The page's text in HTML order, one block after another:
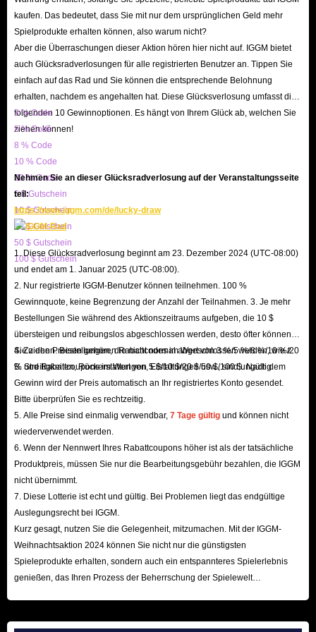
Schutzmechanismen, um sicherzustellen, dass Ihre Daten nicht gefährdet
sind. Sie brauchen sich auch keine Sorgen zu machen; die Informationen,
die Sie auf unserer Website eingeben, sind absolut sicher, da wir nur an
langfristigen Geschäftsbeziehungen interessiert sind und Benutzerdaten
niemals für illegale Zwecke verwenden würden.
F: Welche Zahlungsmethoden stehen zur Verfügung?
Zahlungsmethoden an, darunter PayPal, Kreditkarten, Google Pay, Apple
Pay und weitere lokale Zahlungsmethoden. Sie können jederzeit die
Methode Ihrer Wahl verwenden, um Lineage Classic Adena zu kaufen.
F: Was mache ich, wenn ich ein Problem habe?
A: Keine Sorge, der Kundenservice von IGGM ist rund um die Uhr für Sie
da. Ob Sie sich vor dem Kauf unsicher sind oder den Lieferstatus Ihrer
Adena-Bestellung nach der Zahlung überprüfen möchten – kontaktieren Sie
uns einfach über den Live-Chat-Button unten rechts auf dem Bildschirm.
Wir helfen Ihnen gerne weiter.
Mit seinen günstigen Preisen, der schnellen Lieferung und dem
umfassenden Service ist IGGM.com zweifellos der beste Marktplatz für
probieren Sie es aus! IGGM ist für Sie da!
Lineage Classic Adena-Leitfaden | Verwendung &
Farming
Adena ist die Premiumwährung in Lineage Classic und wird hauptsächlich
Verzauberungen und die Verwaltung von Clan-Operationen verwendet.
Außerdem wird Adena benötigt, um Fähigkeiten zu kaufen, zu erlernen
und zu verbessern. Stärkere Fähigkeiten und Ausrüstung bedeuten weniger
Angriffe, die zum Besiegen von Monstern nötig sind, und eine höhere
Wie erhält man Adena?
kaufen. Das bedeutet, dass Sie mit nur dem ursprünglichen Geld mehr
Spielprodukte erhalten können, also warum nicht?
Aber die Überraschungen dieser Aktion hören hier nicht auf. IGGM bietet
auch Glücksradverlosungen für alle registrierten Benutzer an. Tippen Sie
einfach auf das Rad und Sie können die entsprechende Belohnung
erhalten, nachdem es angehalten hat. Diese Glücksverlosung umfasst die
folgenden 10 Gewinnoptionen. Es hängt von Ihrem Glück ab, welchen Sie
ziehen können!
3 % Code
5 % Code
8 % Code
10 % Code
20 % Code
5 $ Gutschein
10 $ Gutschein
20 $ Gutschein
50 $ Gutschein
100 $ Gutschein
Nehmen Sie an dieser Glücksradverlosung auf der Veranstaltungsseite
teil:
https://www.iggm.com/de/lucky-draw
1. Diese Glücksradverlosung beginnt am 23. Dezember 2024 (UTC-08:00)
und endet am 1. Januar 2025 (UTC-08:00).
2. Nur registrierte IGGM-Benutzer können teilnehmen. 100 %
Gewinnquote, keine Begrenzung der Anzahl der Teilnahmen. 3. Je mehr
Bestellungen Sie während des Aktionszeitraums aufgeben, die 10 $
übersteigen und reibungslos abgeschlossen werden, desto öfter können
Sie ziehen. Bestellungen, die nicht normal abgeschlossen werden, wie z.
B. Streitigkeiten, Rückerstattungen, Erstattungen usw., sind ungültig.
4. Zu den Preisen gehören Rabattcodes im Wert von 3 %/5 %/8 %/10 %/20
% und Rabattcoupons im Wert von 5 $/10 $/20 $/50 $/100 $. Nach dem
Gewinn wird der Preis automatisch an Ihr registriertes Konto gesendet.
Bitte überprüfen Sie es rechtzeitig.
5. Alle Preise sind einmalig verwendbar, 7 Tage gültig und können nicht
wiederverwendet werden.
6. Wenn der Nennwert Ihres Rabattcoupons höher ist als der tatsächliche
Produktpreis, müssen Sie nur die Bearbeitungsgebühr bezahlen, die IGGM
nicht übernimmt.
7. Diese Lotterie ist echt und gültig. Bei Problemen liegt das endgültige
Auslegungsrecht bei IGGM.
Kurz gesagt, nutzen Sie die Gelegenheit, mitzumachen. Mit der IGGM-
Weihnachtsaktion 2024 können Sie nicht nur die günstigsten
Spieleprodukte erhalten, sondern auch ein entspannteres Spielerlebnis
genießen, das Ihren Prozess der Beherrschung der Spielewelt